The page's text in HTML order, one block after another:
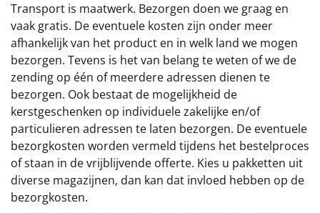
Transport is maatwerk. Bezorgen doen we graag en
vaak gratis. De eventuele kosten zijn onder meer
afhankelijk van het product en in welk land we mogen
bezorgen. Tevens is het van belang te weten of we de
zending op één of meerdere adressen dienen te
bezorgen. Ook bestaat de mogelijkheid de
kerstgeschenken op individuele zakelijke en/of
particulieren adressen te laten bezorgen. De eventuele
bezorgkosten worden vermeld tijdens het bestelproces
of staan in de vrijblijvende offerte. Kies u pakketten uit
diverse magazijnen, dan kan dat invloed hebben op de
bezorgkosten.